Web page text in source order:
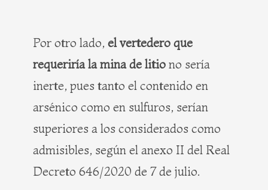
Por otro lado, el vertedero que
requeriría la mina de litio no sería
inerte, pues tanto el contenido en
arsénico como en sulfuros, serían
superiores a los considerados como
admisibles, según el anexo II del Real
Decreto 646/2020 de 7 de julio.